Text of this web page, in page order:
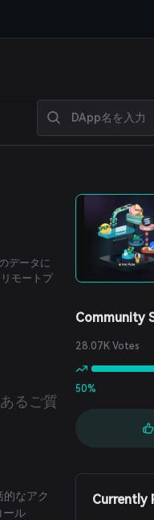
データに
モートプ
るご質
なアク
ール
Community
28.07K Votes
50%
Currently